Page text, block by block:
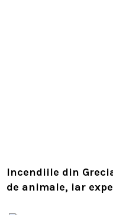
Incendiile din
de animale, iar